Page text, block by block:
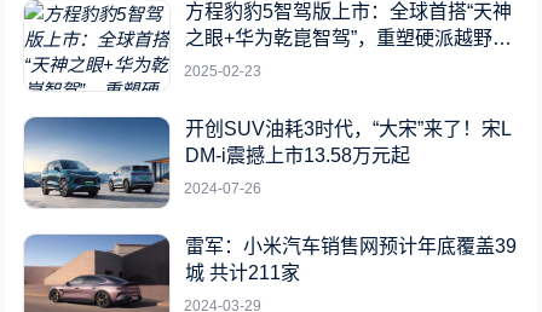
方程豹豹5智驾版上市：全球首搭“天神
之眼+华为乾崑智驾”，重塑硬派越野新
标杆
2025-02-23
开创SUV油耗3时代，“大宋”来了！宋L
DM-i震撼上市13.58万元起
2024-07-26
雷军：小米汽车销售网预计年底覆盖39
城 共计211家
2024-03-29